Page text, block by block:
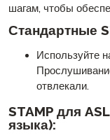
шагам, чтобы
Стандартные
Используйте
отвлекали.
STAMP для
языка):